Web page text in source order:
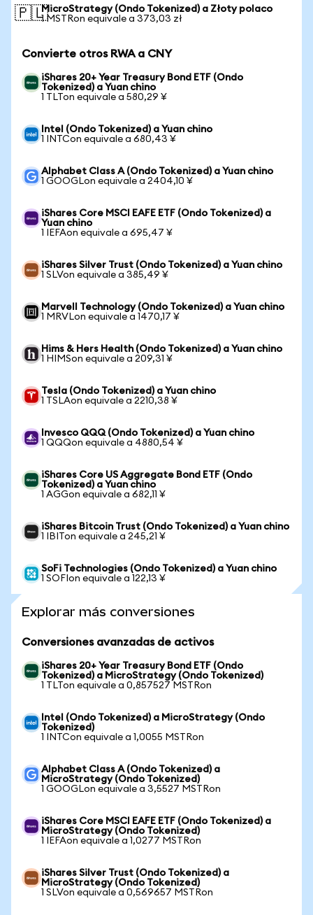
🇵🇱MicroStrategy (Ondo Tokenized) a Złoty polaco
1 MSTRon equivale a 373,03 zł
Convierte otros RWA a CNY
iShares 20+ Year Treasury Bond ETF (Ondo
Tokenized) a Yuan chino
1 TLTon equivale a 580,29 ¥
Intel (Ondo Tokenized) a Yuan chino
1 INTCon equivale a 680,43 ¥
Alphabet Class A (Ondo Tokenized) a Yuan chino
1 GOOGLon equivale a 2404,10 ¥
iShares Core MSCI EAFE ETF (Ondo Tokenized) a
Yuan chino
1 IEFAon equivale a 695,47 ¥
iShares Silver Trust (Ondo Tokenized) a Yuan chino
1 SLVon equivale a 385,49 ¥
Marvell Technology (Ondo Tokenized) a Yuan chino
1 MRVLon equivale a 1470,17 ¥
Hims & Hers Health (Ondo Tokenized) a Yuan chino
1 HIMSon equivale a 209,31 ¥
Tesla (Ondo Tokenized) a Yuan chino
1 TSLAon equivale a 2210,38 ¥
Invesco QQQ (Ondo Tokenized) a Yuan chino
1 QQQon equivale a 4880,54 ¥
iShares Core US Aggregate Bond ETF (Ondo
Tokenized) a Yuan chino
1 AGGon equivale a 682,11 ¥
iShares Bitcoin Trust (Ondo Tokenized) a Yuan chino
1 IBITon equivale a 245,21 ¥
SoFi Technologies (Ondo Tokenized) a Yuan chino
1 SOFIon equivale a 122,13 ¥
Explorar más conversiones
Conversiones avanzadas de activos
iShares 20+ Year Treasury Bond ETF (Ondo
Tokenized) a MicroStrategy (Ondo Tokenized)
1 TLTon equivale a 0,857527 MSTRon
Intel (Ondo Tokenized) a MicroStrategy (Ondo
Tokenized)
1 INTCon equivale a 1,0055 MSTRon
Alphabet Class A (Ondo Tokenized) a
MicroStrategy (Ondo Tokenized)
1 GOOGLon equivale a 3,5527 MSTRon
iShares Core MSCI EAFE ETF (Ondo Tokenized) a
MicroStrategy (Ondo Tokenized)
1 IEFAon equivale a 1,0277 MSTRon
iShares Silver Trust (Ondo Tokenized) a
MicroStrategy (Ondo Tokenized)
1 SLVon equivale a 0,569657 MSTRon